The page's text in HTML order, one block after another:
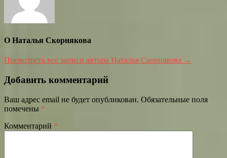
О Наталья Скорнякова
Посмотреть все записи автора Наталья Скорнякова →
Добавить комментарий
Ваш адрес email не будет опубликован. Обязательные поля
помечены *
Комментарий *